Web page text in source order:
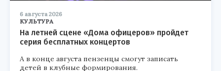
6 августа 2026
КУЛЬТУРА
На летней сцене «Дома офицеров» пройдет
серия бесплатных концертов
А в конце августа пензенцы смогут записать
детей в клубные формирования.